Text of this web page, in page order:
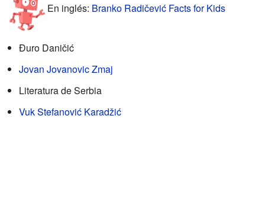
En inglés: Branko Radičević Facts for Kids
Đuro Daničić
Jovan Jovanovic Zmaj
Literatura de Serbia
Vuk Stefanović Karadžić